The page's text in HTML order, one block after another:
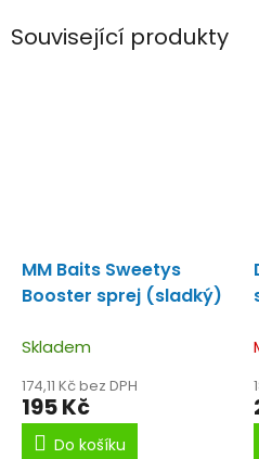
Související produkty
MM Baits Sweetys
Booster sprej (sladký)
Skladem
174,11 Kč bez DPH
195 Kč
Do košíku